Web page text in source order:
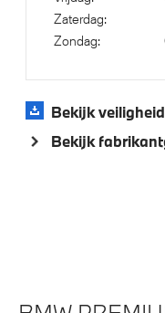
4-zone
Stoelventilatie voor
Elektrische
Zaterdag:
Zondag:
Bekijk
Bekijk